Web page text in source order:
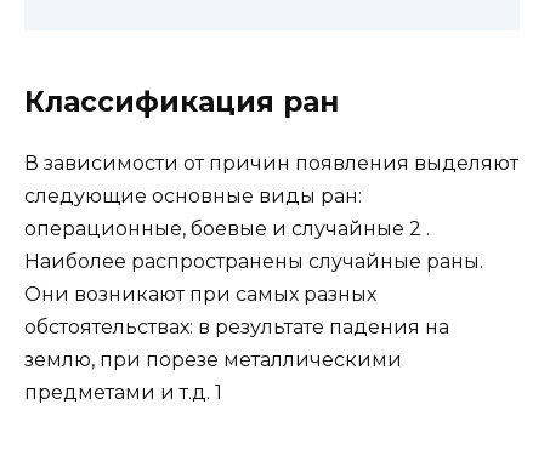
Классификация ран
В зависимости от причин появления выделяют
следующие основные виды ран:
операционные, боевые и случайные 2 .
Наиболее распространены случайные раны.
Они возникают при самых разных
обстоятельствах: в результате падения на
землю, при порезе металлическими
предметами и т.д. 1